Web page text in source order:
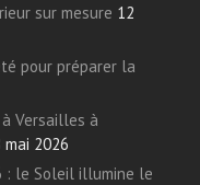
sur mesure 12
pour préparer la
Versailles à
mai 2026
: le Soleil illumine le